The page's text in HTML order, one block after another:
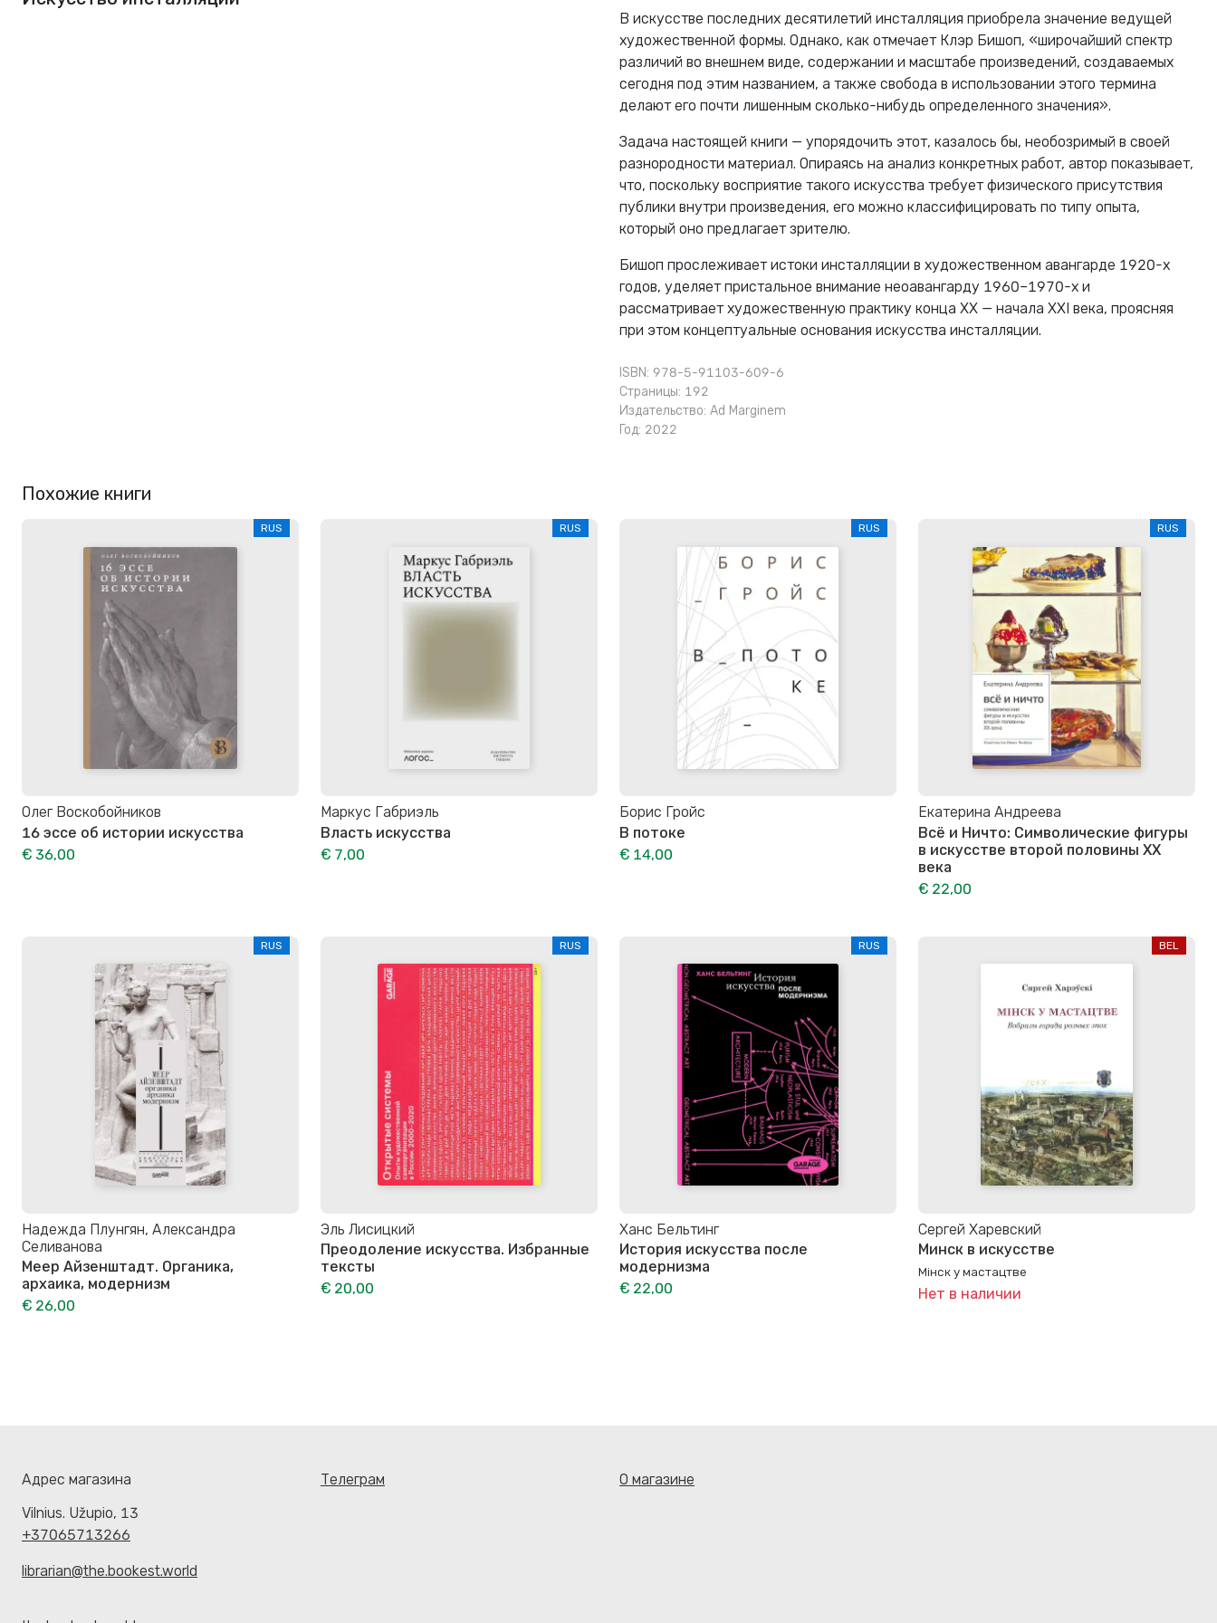
В искусстве последних десятилетий инсталляция приобрела значение ведущей
художественной формы. Однако, как отмечает Клэр Бишоп, «широчайший спектр
различий во внешнем виде, содержании и масштабе произведений, создаваемых
сегодня под этим названием, а также свобода в использовании этого термина
делают его почти лишенным сколько-нибудь определенного значения».
Задача настоящей книги — упорядочить этот, казалось бы, необозримый в своей
разнородности материал. Опираясь на анализ конкретных работ, автор показывает,
что, поскольку восприятие такого искусства требует физического присутствия
публики внутри произведения, его можно классифицировать по типу опыта,
который оно предлагает зрителю.
Бишоп прослеживает истоки инсталляции в художественном авангарде 1920-х
годов, уделяет пристальное внимание неоавангарду 1960–1970-х и
рассматривает художественную практику конца XX — начала XXI века, проясняя
при этом концептуальные основания искусства инсталляции.
ISBN: 978-5-91103-609-6
Страницы: 192
Издательство: Ad Marginem
Год: 2022
Похожие книги
RUS
Олег Воскобойников
16 эссе об истории искусства
€ 36,00
RUS
Маркус Габриэль
Власть искусства
€ 7,00
RUS
Борис Гройс
В потоке
€ 14,00
RUS
Екатерина Андреева
Всё и Ничто: Символические фигуры
в искусстве второй половины XX
века
€ 22,00
RUS
Надежда Плунгян, Александра
Селиванова
Меер Айзенштадт. Органика,
архаика, модернизм
€ 26,00
RUS
Эль Лисицкий
Преодоление искусства. Избранные
тексты
€ 20,00
RUS
Ханс Бельтинг
История искусства после
модернизма
€ 22,00
BEL
Сергей Харевский
Минск в искусстве
Мінск у мастацтве
Нет в наличии
Адрес магазина
Vilnius. Užupio, 13
+37065713266
librarian@the.bookest.world
Телеграм О магазине